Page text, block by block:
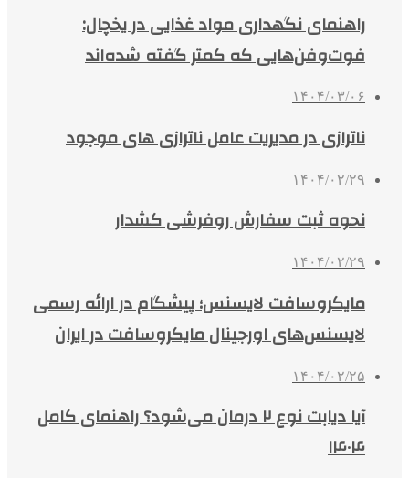
راهنمای نگهداری مواد غذایی در یخچال:
فوت‌وفن‌هایی که کمتر گفته شده‌اند
۱۴۰۴/۰۳/۰۶
ناترازی در مدیریت عامل ناترازی های موجود
۱۴۰۴/۰۲/۲۹
نحوه ثبت سفارش روفرشی کشدار
۱۴۰۴/۰۲/۲۹
مایکروسافت لایسنس؛ پیشگام در ارائه رسمی
لایسنس‌های اورجینال مایکروسافت در ایران
۱۴۰۴/۰۲/۲۵
آیا دیابت نوع ۲ درمان می‌شود؟ راهنمای کامل
۱۴۰۴